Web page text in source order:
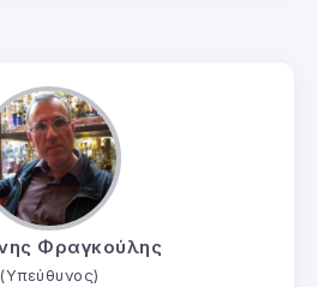
Φραγκούλης
(Υπεύθυνος)